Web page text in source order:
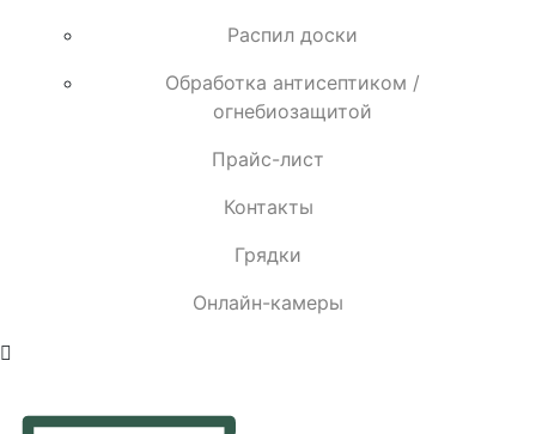
Распил доски
Обработка антисептиком /
огнебиозащитой
Прайс-лист
Контакты
Грядки
Онлайн-камеры